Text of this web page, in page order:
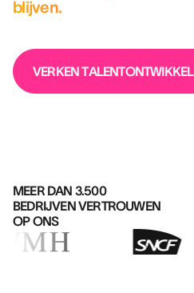
blijven.
VERKEN
MEER DAN 3.500
BEDRIJVEN VERTROUWEN
OP ONS